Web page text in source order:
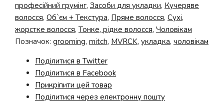
професійний грумінг, Засоби для укладки, Кучеряве
волосся, Об`єм + Текстура, Пряме волосся, Сухі,
жорстке волосся, Тонке, рідке волосся, Чоловікам
Позначок: grooming, mitch, MVRCK, укладка, чоловікам
Поділитися в Twitter
Поділитися в Facebook
Прикріпити цей товар
Поділитися через електронну пошту